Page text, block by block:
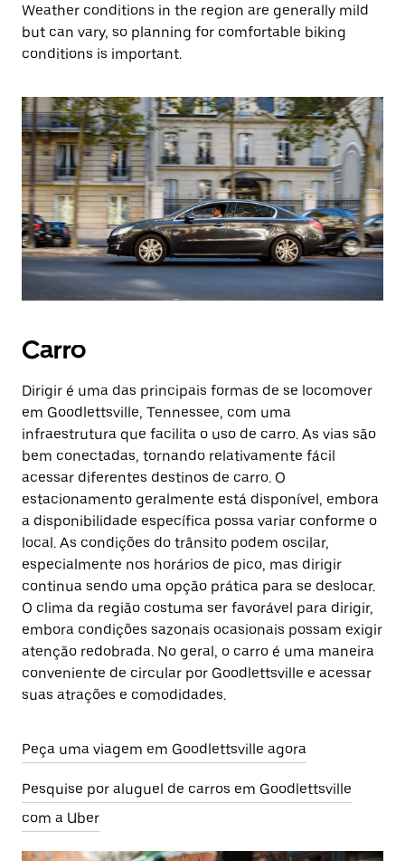
Weather conditions in the region are generally mild
but can vary, so planning for comfortable biking
conditions is important.
Carro
Dirigir é uma das principais formas de se locomover
em Goodlettsville, Tennessee, com uma
infraestrutura que facilita o uso de carro. As vias são
bem conectadas, tornando relativamente fácil
acessar diferentes destinos de carro. O
estacionamento geralmente está disponível, embora
a disponibilidade específica possa variar conforme o
local. As condições do trânsito podem oscilar,
especialmente nos horários de pico, mas dirigir
continua sendo uma opção prática para se deslocar.
O clima da região costuma ser favorável para dirigir,
embora condições sazonais ocasionais possam exigir
atenção redobrada. No geral, o carro é uma maneira
conveniente de circular por Goodlettsville e acessar
suas atrações e comodidades.
Peça uma viagem em Goodlettsville agora
Pesquise por aluguel de carros em Goodlettsville
com a Uber